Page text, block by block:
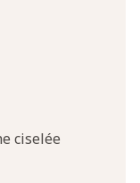
ciselée